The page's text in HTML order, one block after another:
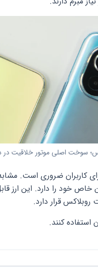
سوخت اصلی موتور خلاقیت در
کاربران ضروری است.
خاص خود را دارد. این ارز
قرار دارد.
استفاده کنند.